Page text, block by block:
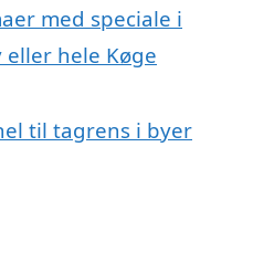
med speciale i
hele Køge
til tagrens i byer